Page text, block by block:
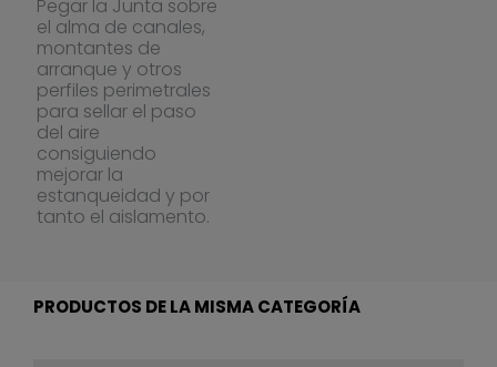
Pegar la Junta sobre
el alma de canales,
montantes de
arranque y otros
perfiles perimetrales
para sellar el paso
del aire
consiguiendo
mejorar la
estanqueidad y por
tanto el aislamento.
PRODUCTOS DE LA MISMA CATEGORÍA